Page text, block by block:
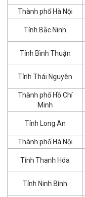
Thành phố Hà Nội
Tỉnh Bắc Ninh
Tỉnh Bình Thuận
Tỉnh Thái Nguyên
Thành phố Hồ Chí
Minh
Tỉnh Long An
Thành phố Hà Nội
Tỉnh Thanh Hóa
Tỉnh Ninh Bình